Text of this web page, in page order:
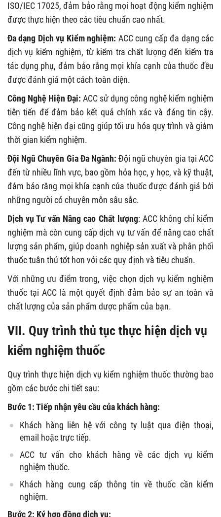
ISO/IEC 17025, đảm bảo rằng mọi hoạt động kiểm nghiệm
được thực hiện theo các tiêu chuẩn cao nhất.
Đa dạng Dịch vụ Kiểm nghiệm: ACC cung cấp đa dạng các
dịch vụ kiểm nghiệm, từ kiểm tra chất lượng đến kiểm tra
tác dụng phụ, đảm bảo rằng mọi khía cạnh của thuốc đều
được đánh giá một cách toàn diện.
Công Nghệ Hiện Đại: ACC sử dụng công nghệ kiểm nghiệm
tiên tiến để đảm bảo kết quả chính xác và đáng tin cậy.
Công nghệ hiện đại cũng giúp tối ưu hóa quy trình và giảm
thời gian kiểm nghiệm.
Đội Ngũ Chuyên Gia Đa Ngành: Đội ngũ chuyên gia tại ACC
đến từ nhiều lĩnh vực, bao gồm hóa học, y học, và kỹ thuật,
đảm bảo rằng mọi khía cạnh của thuốc được đánh giá bởi
những người có chuyên môn sâu sắc.
Dịch vụ Tư vấn Nâng cao Chất lượng: ACC không chỉ kiểm
nghiệm mà còn cung cấp dịch vụ tư vấn để nâng cao chất
lượng sản phẩm, giúp doanh nghiệp sản xuất và phân phối
thuốc tuân thủ tốt hơn với các quy định và tiêu chuẩn.
Với những ưu điểm trong, việc chọn dịch vụ kiểm nghiệm
thuốc tại ACC là một quyết định đảm bảo sự an toàn và
chất lượng của sản phẩm dược phẩm của bạn.
VII. Quy trình thủ tục thực hiện dịch vụ
kiểm nghiệm thuốc
Quy trình thực hiện dịch vụ kiểm nghiệm thuốc thường bao
gồm các bước chi tiết sau:
Bước 1: Tiếp nhận yêu cầu của khách hàng:
Khách hàng liên hệ với công ty luật qua điện thoại,
email hoặc trực tiếp.
ACC tư vấn cho khách hàng về các dịch vụ kiểm
nghiệm thuốc.
Khách hàng cung cấp thông tin về thuốc cần kiểm
nghiệm.
Bước 2: Ký hợp đồng dịch vụ: